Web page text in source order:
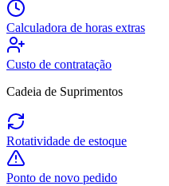
Calculadora de horas extras
Custo de contratação
Cadeia de Suprimentos
Rotatividade de estoque
Ponto de novo pedido